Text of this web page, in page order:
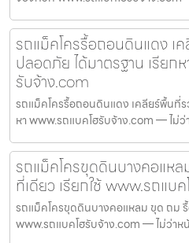
รถแม็คโครรื้อถอนดินแดง เ
ปลอดภัย ได้มาตรฐาน เรียก
รับจ้าง.com
รถแม็คโครรื้อถอนดินแดง เคลียร์พื้นที่ร
หา www.รถแบคโฮรับจ้าง.com — ไม่
รถแม็คโครขุดดินบางคอแห
ที่เดียว เรียกใช้ www.รถแบ
รถแม็คโครขุดดินบางคอแหลม ขุด ถม รื้
www.รถแบคโฮรับจ้าง.com — ไม่ว่าห